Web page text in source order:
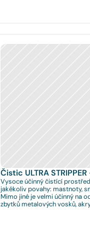
Čistic ULTRA STRIPPER
Vysoce účinný čistící
jakékoliv povahy: mastnoty,
Mimo jiné je velmi účinný na
zbytků metalových vosků,